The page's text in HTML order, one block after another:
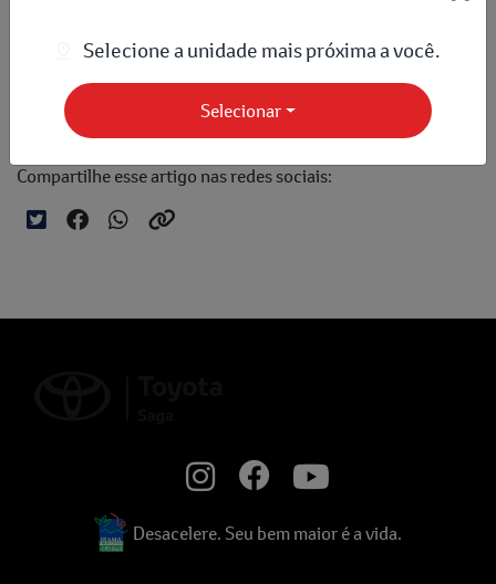
Corolla Cross.
Não perca mais tempo! Vá hoje mesmo à Saga Toyota e conheça de
perto o Corolla Cross. Agende
Compartilhe esse artigo nas redes sociais:
Desacelere. Seu bem maior é a vida.
Selecione a unidade mais próxima a você.
Selecionar